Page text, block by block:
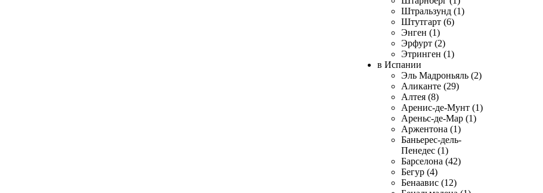
Штральзунд (1)
Штутгарт (6)
Энген (1)
Эрфурт (2)
Этринген (1)
в Испании
Эль Мадроньяль (2)
Аликанте (29)
Алтея (8)
Аренис-де-Мунт (1)
Ареньс-де-Мар (1)
Аржентона (1)
Баньерес-дель-
Пенедес (1)
Барселона (42)
Бегур (4)
Бенаавис (12)